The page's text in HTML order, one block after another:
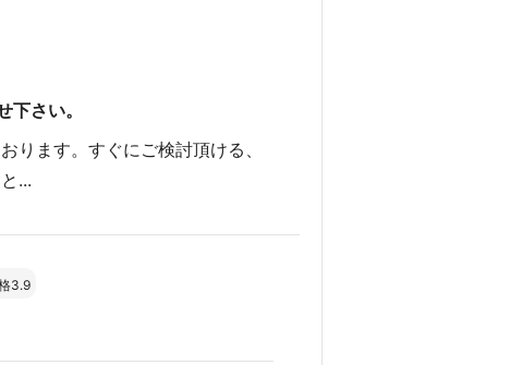
さい。
ります。すぐにご検討頂ける、
...
3.9